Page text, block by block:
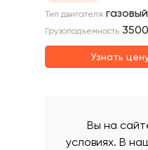
Тип двигателя газовый
Грузоподъемность 3500
Узнать
Вы на
условиях. В